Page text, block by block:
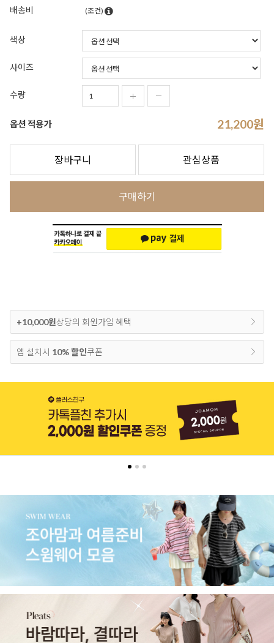
배송비 (조건)
색상
사이즈
수량
옵션 적용가 21,200원
장바구니 관심상품
구매하기
+10,000원상당의 회원가입 혜택
앱 설치시 10% 할인쿠폰